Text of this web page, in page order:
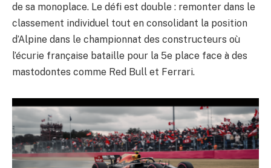
de sa monoplace. Le défi est double : remonter dans le
classement individuel tout en consolidant la position
d’Alpine dans le championnat des constructeurs où
l’écurie française bataille pour la 5e place face à des
mastodontes comme Red Bull et Ferrari.